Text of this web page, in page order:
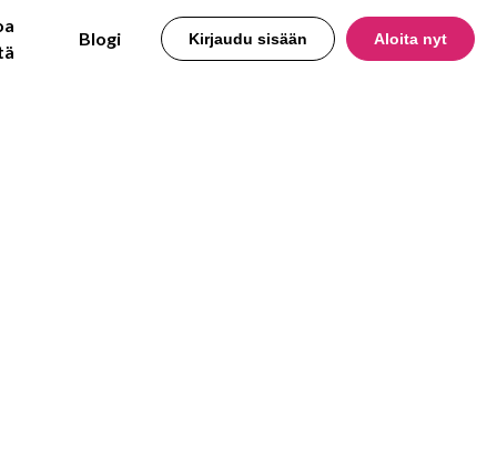
Blogi Kirjaudu sisään Aloita nyt